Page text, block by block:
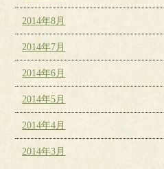
2014年8月
2014年7月
2014年6月
2014年5月
2014年4月
2014年3月